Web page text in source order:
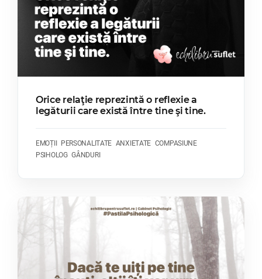
Orice relaţie reprezintă o reflexie a
legăturii care există între tine şi tine.
EMOȚII PERSONALITATE ANXIETATE COMPASIUNE
PSIHOLOG GÂNDURI